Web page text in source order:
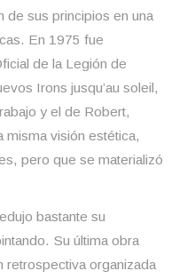
de sus principios en una
En 1975 fue
de la Legión de
Irons jusqu’au soleil,
y el de Robert,
misma visión estética,
pero que se materializó
bastante su
Su última obra
retrospectiva organizada